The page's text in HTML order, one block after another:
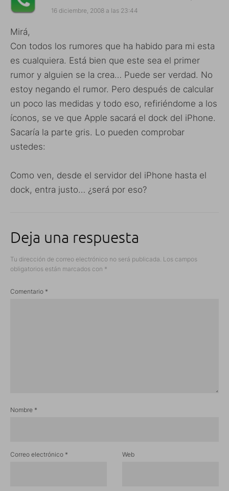
16 diciembre, 2008 a las 23:44
Mirá,
Con todos los rumores que ha habido para mi esta
es cualquiera. Está bien que este sea el primer
rumor y alguien se la crea… Puede ser verdad. No
estoy negando el rumor. Pero después de calcular
un poco las medidas y todo eso, refiriéndome a los
íconos, se ve que Apple sacará el dock del iPhone.
Sacaría la parte gris. Lo pueden comprobar
ustedes:
Como ven, desde el servidor del iPhone hasta el
dock, entra justo… ¿será por eso?
Deja una respuesta
Tu dirección de correo electrónico no será publicada. Los campos
obligatorios están marcados con *
Comentario *
Nombre *
Correo electrónico * Web